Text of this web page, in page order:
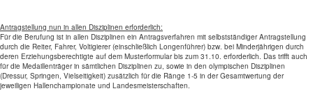
Antragstellung nun in allen Disziplinen erforderlich:
Für die Berufung ist in allen Disziplinen ein Antragsverfahren mit selbstständiger Antragstellung
durch die Reiter, Fahrer, Voltigierer (einschließlich Longenführer) bzw. bei Minderjährigen durch
deren Erziehungsberechtigte auf dem Musterformular bis zum 31.10. erforderlich. Das trifft auch
für die Medaillenträger in sämtlichen Disziplinen zu, sowie in den olympischen Disziplinen
(Dressur, Springen, Vielseitigkeit) zusätzlich für die Ränge 1-5 in der Gesamtwertung der
jeweiligen Hallenchampionate und Landesmeisterschaften.